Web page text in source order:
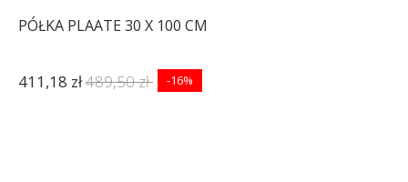
PÓŁKA PLAATE 30 X 100 CM
411,18 zł489,50 zł -16%